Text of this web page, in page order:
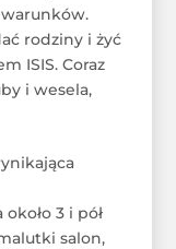
rodziny i żyć
ISIS. Coraz
i wesela,
3 i pół
salon,